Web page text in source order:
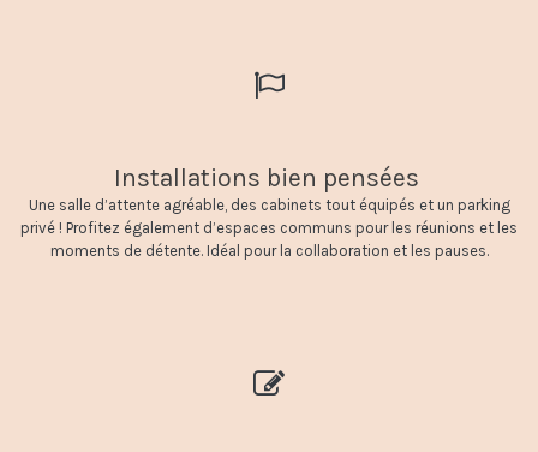
Installations bien pensées
Une salle d’attente agréable, des cabinets tout équipés et un parking
privé ! Profitez également d’espaces communs pour les réunions et les
moments de détente. Idéal pour la collaboration et les pauses.